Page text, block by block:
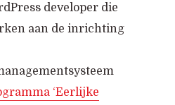
developer die
aan de inrichting
‘Eerlijke